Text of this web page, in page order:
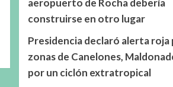
aeropuerto de Rocha debería
construirse en otro lugar
Presidencia declaró alerta roja
zonas de Canelones,
por un ciclón extratropical